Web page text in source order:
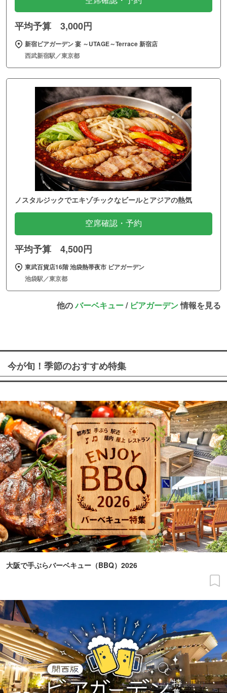
平均予算 3,000円
新宿ビアガーデン 宴 ～UTAGE～Terrace 新宿店
西武新宿駅／東京都
ノスタルジックでエキゾチックなビールとアジアの熱気
空席確認・予約
平均予算 4,500円
東武百貨店16階 池袋熱帯夜市 ビアガーデン
池袋駅／東京都
他のバーベキュー/ ビアガーデン情報を見る
今が旬！季節のおすすめ特集
大阪で手ぶらバーベキュー（BBQ）2026